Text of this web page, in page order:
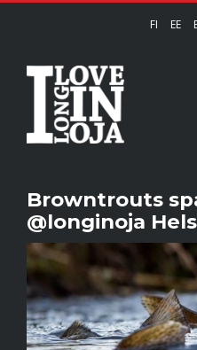
FI EE
Browntrouts
@longinoja
View
Larger
Image